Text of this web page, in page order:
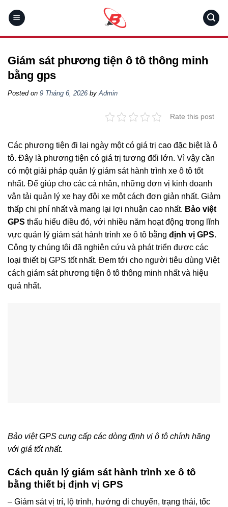
Giám sát phương tiện ô tô thông minh
bằng gps
Posted on 9 Tháng 6, 2026 byAdmin
Rate this post
Các phương tiện đi lại ngày một có giá trị cao đặc biệt là ô
tô. Đây là phương tiện có giá trị tương đối lớn. Vì vậy cần
có một giải pháp quản lý giám sát hành trình xe ô tô tốt
nhất. Để giúp cho các cá nhân, những đơn vị kinh doanh
vận tải quản lý xe hay đội xe một cách đơn giản nhất. Giảm
thấp chi phí nhất và mang lại lợi nhuận cao nhất. Bảo việt
GPS thấu hiểu điều đó, với nhiều năm hoạt động trong lĩnh
vực quản lý giám sát hành trình xe ô tô bằng định vị GPS.
Công ty chúng tôi đã nghiên cứu và phát triển được các
loại thiết bị GPS tốt nhất. Đem tới cho người tiêu dùng Việt
cách giám sát phương tiện ô tô thông minh nhất và hiệu
quả nhất.
Bảo việt GPS cung cấp các dòng định vị ô tô chính hãng
với giá tốt nhất.
Cách quản lý giám sát hành trình xe ô tô
bằng thiết bị định vị GPS
– Giám sát vị trí, lộ trình, hướng di chuyển, trạng thái, tốc